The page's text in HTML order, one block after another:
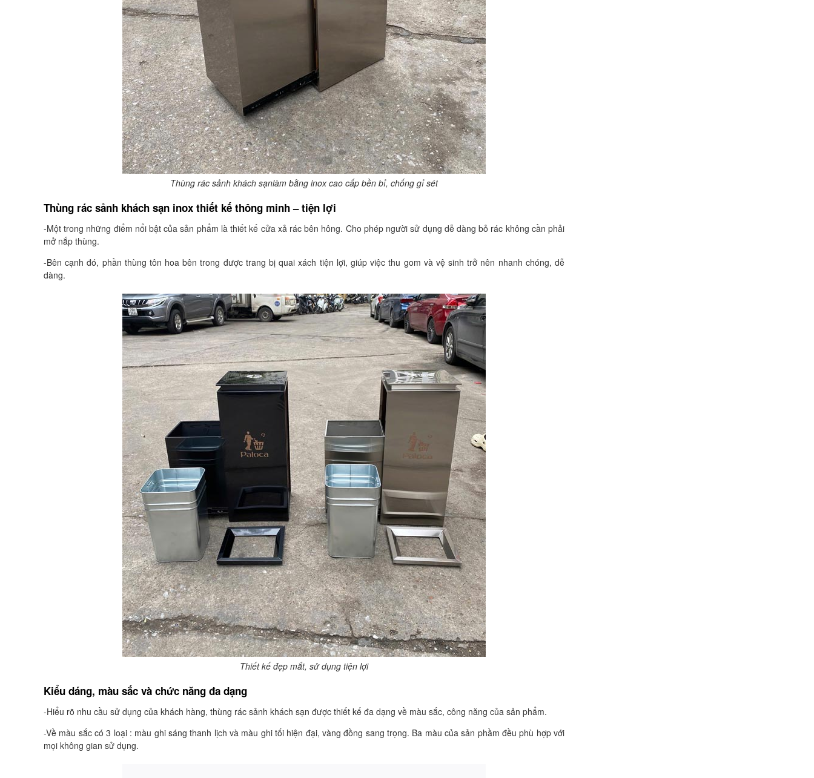
Thùng rác sảnh khách sạnlàm bằng inox cao cấp bền bỉ, chống gỉ sét
Thùng rác sảnh khách sạn inox thiết kế thông minh– tiện lợi
-Một trong những điểm nổi bật của sản phẩm là thiết kế cửa xả rác bên hông. Cho phép người sử dụng dễ dàng bỏ rác không cần phải
mở nắp thùng.
-Bên cạnh đó, phần thùng tôn hoa bên trong được trang bị quai xách tiện lợi, giúp việc thu gom và vệ sinh trở nên nhanh chóng, dễ
dàng.
Thiết kế đẹp mắt, sử dụng tiện lợi
Kiểu dáng, màu sắc và chức năng đa dạng
-Hiểu rõ nhu cầu sử dụng của khách hàng, thùng rác sảnh khách sạn được thiết kế đa dạng về màu sắc, công năng của sản phẩm.
-Về màu sắc có 3 loại : màu ghi sáng thanh lịch và màu ghi tối hiện đại, vàng đồng sang trọng. Ba màu của sản phầm đều phù hợp với
mọi không gian sử dụng.